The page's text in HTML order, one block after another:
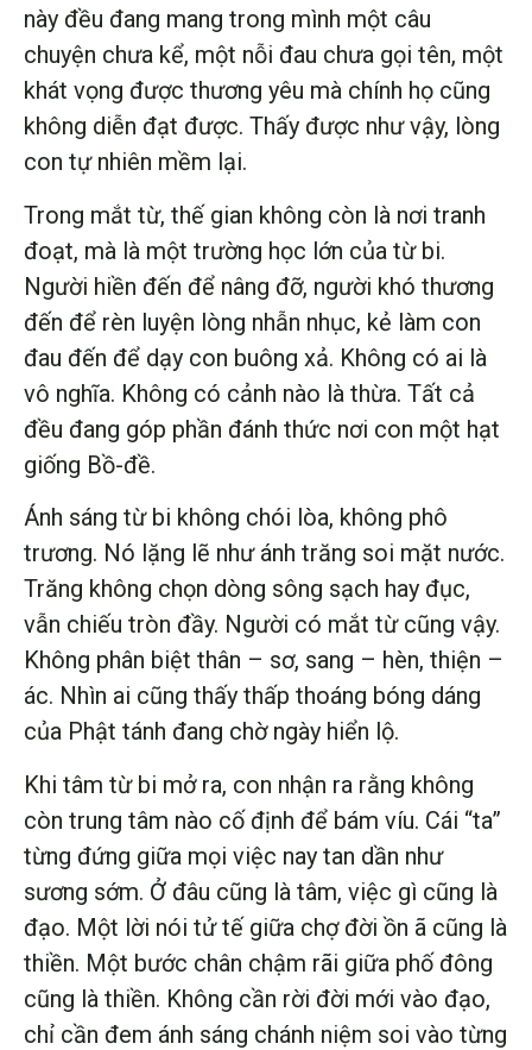
này đều đang mang trong mình một câu
chuyện chưa kể, một nỗi đau chưa gọi tên, một
khát vọng được thương yêu mà chính họ cũng
không diễn đạt được. Thấy được như vậy, lòng
con tự nhiên mềm lại.
Trong mắt từ, thế gian không còn là nơi tranh
đoạt, mà là một trường học lớn của từ bi.
Người hiền đến để nâng đỡ, người khó thương
đến để rèn luyện lòng nhẫn nhục, kẻ làm con
đau đến để dạy con buông xả. Không có ai là
vô nghĩa. Không có cảnh nào là thừa. Tất cả
đều đang góp phần đánh thức nơi con một hạt
giống Bồ-đề.
Ánh sáng từ bi không chói lòa, không phô
trương. Nó lặng lẽ như ánh trăng soi mặt nước.
Trăng không chọn dòng sông sạch hay đục,
vẫn chiếu tròn đầy. Người có mắt từ cũng vậy.
Không phân biệt thân – sơ, sang – hèn, thiện –
ác. Nhìn ai cũng thấy thấp thoáng bóng dáng
của Phật tánh đang chờ ngày hiển lộ.
Khi tâm từ bi mở ra, con nhận ra rằng không
còn trung tâm nào cố định để bám víu. Cái “ta”
từng đứng giữa mọi việc nay tan dần như
sương sớm. Ở đâu cũng là tâm, việc gì cũng là
đạo. Một lời nói tử tế giữa chợ đời ồn ã cũng là
thiền. Một bước chân chậm rãi giữa phố đông
cũng là thiền. Không cần rời đời mới vào đạo,
chỉ cần đem ánh sáng chánh niệm soi vào từng